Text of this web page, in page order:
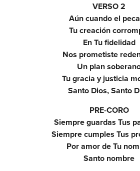
VERSO 2
Aún cuando el
Tu creación
En Tu fidelidad
Nos prometiste
Un plan
Tu gracia y justicia
Santo Dios, Santo
PRE-CORO
Siempre guardas Tus
Siempre cumples Tus
Por amor de Tu
Santo nombre